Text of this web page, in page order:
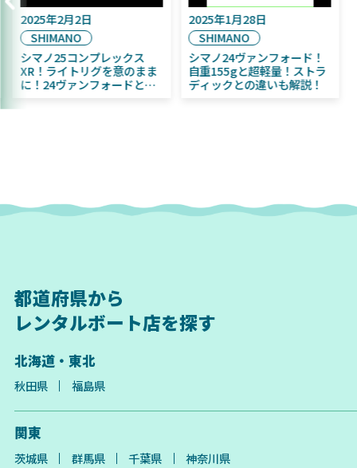
2025年9月16日
DAIWA
2025年11月発売予定！
DAIWA ふく魚／ちびふく魚
はビッグベイト初心者にお
2025年2月2日
SHIMANO
シマノ25コンプレックス
XR！ライトリグを意のまま
に！24ヴァンフォードとの
都道府県から
レンタルボート店を探す
北海道・東北
秋田県 福島県
関東
茨城県 群馬県 千葉県 神奈川県